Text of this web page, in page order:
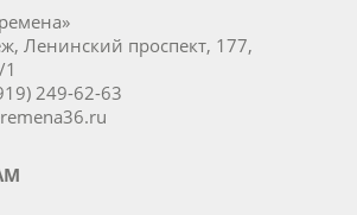
Ленинский проспект, 177,
249-62-63